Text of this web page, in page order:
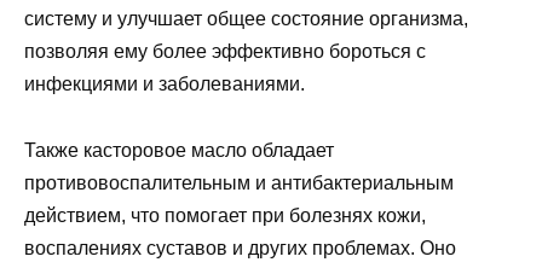
систему и улучшает общее состояние организма,
позволяя ему более эффективно бороться с
инфекциями и заболеваниями.
Также касторовое масло обладает
противовоспалительным и антибактериальным
действием, что помогает при болезнях кожи,
воспалениях суставов и других проблемах. Оно